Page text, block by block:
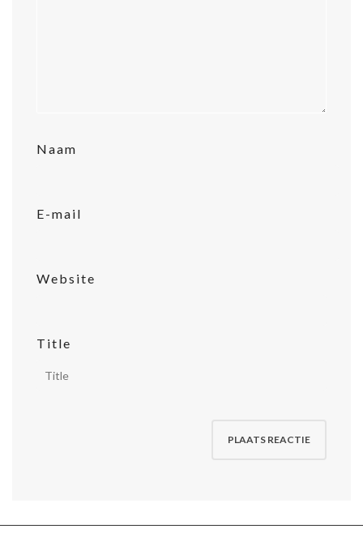
Naam
E-mail
Website
Title